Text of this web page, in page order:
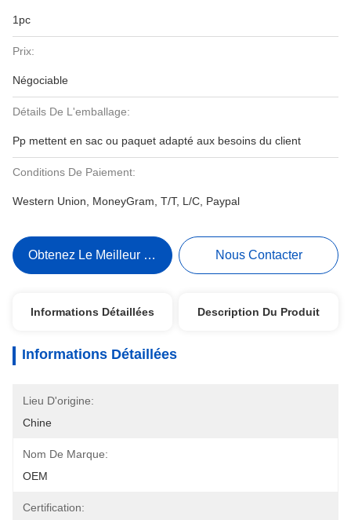
1pc
Prix:
Négociable
Détails De L'emballage:
Pp mettent en sac ou paquet adapté aux besoins du client
Conditions De Paiement:
Western Union, MoneyGram, T/T, L/C, Paypal
Obtenez Le Meilleur Prix Nous Contacter
Informations Détaillées Description Du Produit
Informations Détaillées
Lieu D'origine:
Chine
Nom De Marque:
OEM
Certification: